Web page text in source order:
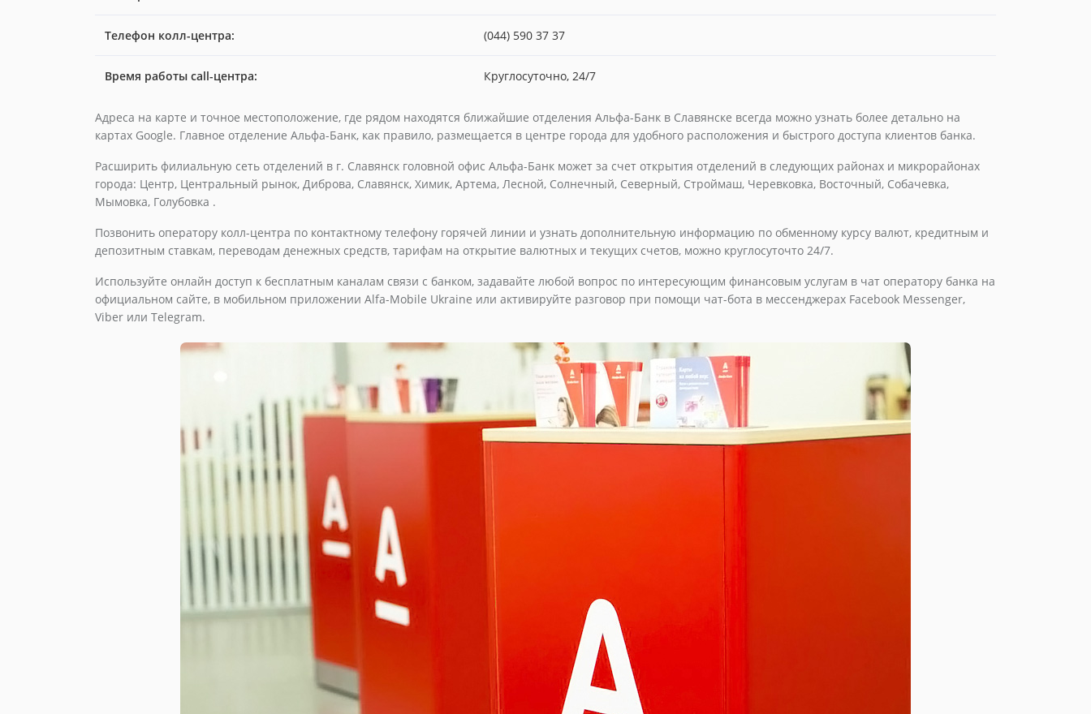
Телефон колл-центра: (044) 590 37 37
Время работы call-центра: Круглосуточно, 24/7
Адреса на карте и точное местоположение, где рядом находятся ближайшие отделения Альфа-Банк в Славянске всегда можно узнать более детально на
картах Google. Главное отделение Альфа-Банк, как правило, размещается в центре города для удобного расположения и быстрого доступа клиентов банка.
Расширить филиальную сеть отделений в г. Славянск головной офис Альфа-Банк может за счет открытия отделений в следующих районах и микрорайонах
города: Центр, Центральный рынок, Диброва, Славянск, Химик, Артема, Лесной, Солнечный, Северный, Строймаш, Черевковка, Восточный, Собачевка,
Мымовка, Голубовка .
Позвонить оператору колл-центра по контактному телефону горячей линии и узнать дополнительную информацию по обменному курсу валют, кредитным и
депозитным ставкам, переводам денежных средств, тарифам на открытие валютных и текущих счетов, можно круглосуточто 24/7.
Используйте онлайн доступ к бесплатным каналам связи с банком, задавайте любой вопрос по интересующим финансовым услугам в чат оператору банка на
официальном сайте, в мобильном приложении Alfa-Mobile Ukraine или активируйте разговор при помощи чат-бота в мессенджерах Facebook Messenger,
Viber или Telegram.